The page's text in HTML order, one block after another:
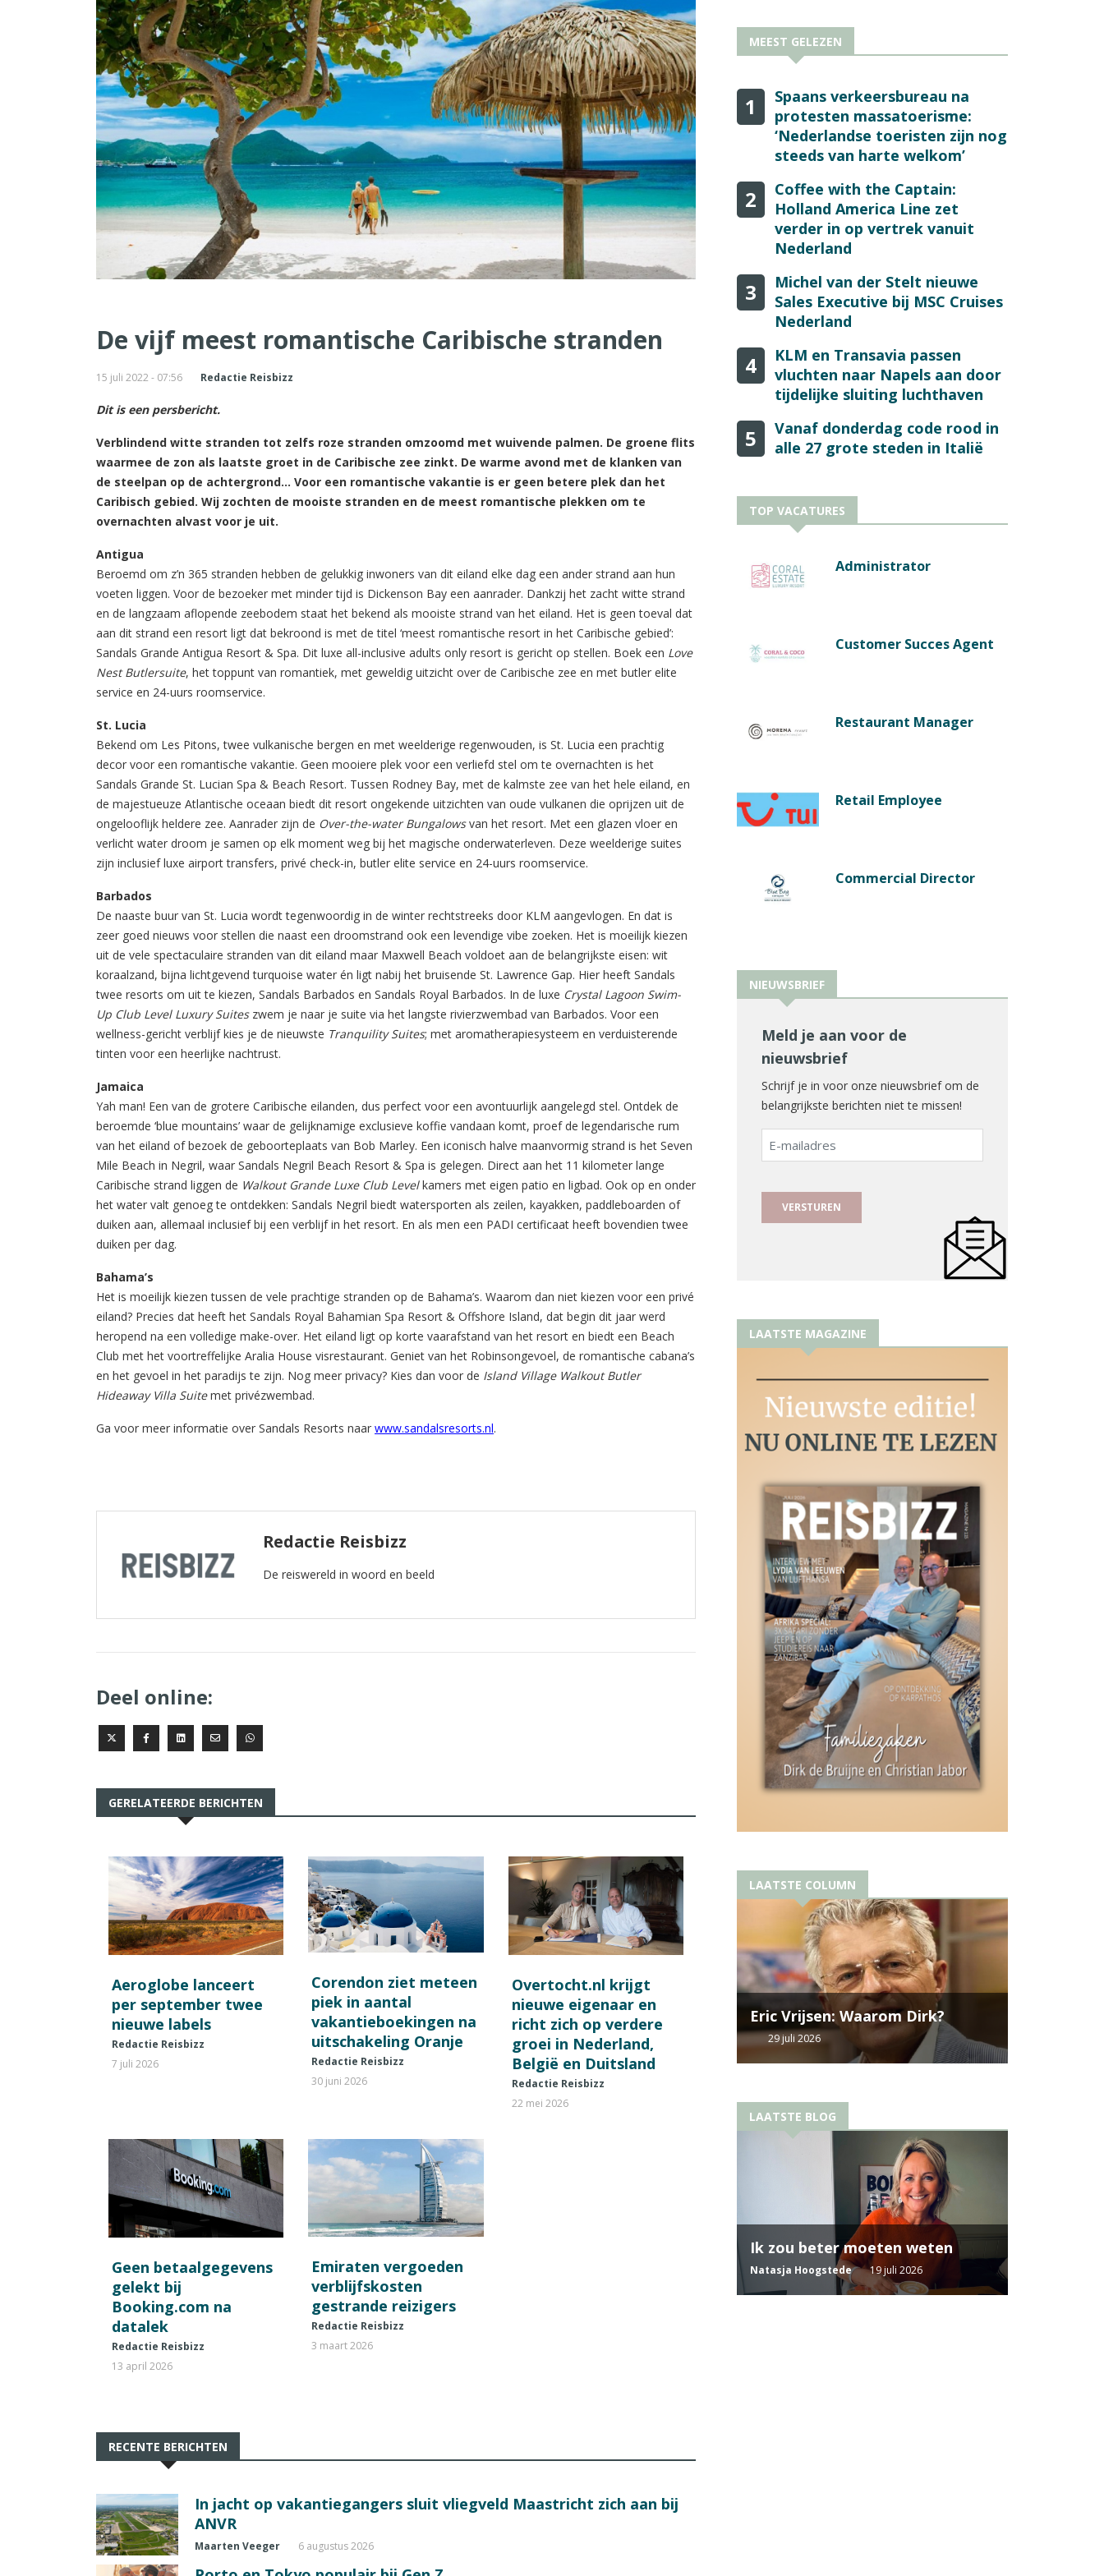
De vijf meest romantische Caribische stranden
15 juli 2022 - 07:56 Redactie Reisbizz
Dit is een persbericht.
Verblindend witte stranden tot zelfs roze stranden omzoomd met wuivende palmen. De groene flits
waarmee de zon als laatste groet in de Caribische zee zinkt. De warme avond met de klanken van
de steelpan op de achtergrond… Voor een romantische vakantie is er geen betere plek dan het
Caribisch gebied. Wij zochten de mooiste stranden en de meest romantische plekken om te
overnachten alvast voor je uit.
Antigua
Beroemd om z’n 365 stranden hebben de gelukkig inwoners van dit eiland elke dag een ander strand aan hun
voeten liggen. Voor de bezoeker met minder tijd is Dickenson Bay een aanrader. Dankzij het zacht witte strand
en de langzaam aflopende zeebodem staat het bekend als mooiste strand van het eiland. Het is geen toeval dat
aan dit strand een resort ligt dat bekroond is met de titel ‘meest romantische resort in het Caribische gebied’:
Sandals Grande Antigua Resort & Spa. Dit luxe all-inclusive adults only resort is gericht op stellen. Boek een Love
Nest Butlersuite, het toppunt van romantiek, met geweldig uitzicht over de Caribische zee en met butler elite
service en 24-uurs roomservice.
St. Lucia
Bekend om Les Pitons, twee vulkanische bergen en met weelderige regenwouden, is St. Lucia een prachtig
decor voor een romantische vakantie. Geen mooiere plek voor een verliefd stel om te overnachten is het
Sandals Grande St. Lucian Spa & Beach Resort. Tussen Rodney Bay, met de kalmste zee van het hele eiland, en
de majestueuze Atlantische oceaan biedt dit resort ongekende uitzichten van oude vulkanen die oprijzen uit de
ongelooflijk heldere zee. Aanrader zijn de Over-the-water Bungalowsvan het resort. Met een glazen vloer en
verlicht water droom je samen op elk moment weg bij het magische onderwaterleven. Deze weelderige suites
zijn inclusief luxe airport transfers, privé check-in, butler elite service en 24-uurs roomservice.
Barbados
De naaste buur van St. Lucia wordt tegenwoordig in de winter rechtstreeks door KLM aangevlogen. En dat is
zeer goed nieuws voor stellen die naast een droomstrand ook een levendige vibe zoeken. Het is moeilijk kiezen
uit de vele spectaculaire stranden van dit eiland maar Maxwell Beach voldoet aan de belangrijkste eisen: wit
koraalzand, bijna lichtgevend turquoise water én ligt nabij het bruisende St. Lawrence Gap. Hier heeft Sandals
twee resorts om uit te kiezen, Sandals Barbados en Sandals Royal Barbados. In de luxe Crystal Lagoon Swim-
Up Club Level Luxury Suiteszwem je naar je suite via het langste rivierzwembad van Barbados. Voor een
wellness-gericht verblijf kies je de nieuwste Tranquility Suites; met aromatherapiesysteem en verduisterende
tinten voor een heerlijke nachtrust.
Jamaica
Yah man! Een van de grotere Caribische eilanden, dus perfect voor een avontuurlijk aangelegd stel. Ontdek de
beroemde ‘blue mountains’ waar de gelijknamige exclusieve koffie vandaan komt, proef de legendarische rum
van het eiland of bezoek de geboorteplaats van Bob Marley. Een iconisch halve maanvormig strand is het Seven
Mile Beach in Negril, waar Sandals Negril Beach Resort & Spa is gelegen. Direct aan het 11 kilometer lange
Caribische strand liggen de Walkout Grande Luxe Club Levelkamers met eigen patio en ligbad. Ook op en onder
het water valt genoeg te ontdekken: Sandals Negril biedt watersporten als zeilen, kayakken, paddleboarden of
duiken aan, allemaal inclusief bij een verblijf in het resort. En als men een PADI certificaat heeft bovendien twee
duiken per dag.
Bahama’s
Het is moeilijk kiezen tussen de vele prachtige stranden op de Bahama’s. Waarom dan niet kiezen voor een privé
eiland? Precies dat heeft het Sandals Royal Bahamian Spa Resort & Offshore Island, dat begin dit jaar werd
heropend na een volledige make-over. Het eiland ligt op korte vaarafstand van het resort en biedt een Beach
Club met het voortreffelijke Aralia House visrestaurant. Geniet van het Robinsongevoel, de romantische cabana’s
en het gevoel in het paradijs te zijn. Nog meer privacy? Kies dan voor de Island Village Walkout Butler
Hideaway Villa Suitemet privézwembad.
Ga voor meer informatie over Sandals Resorts naar www.sandalsresorts.nl.
Redactie Reisbizz
De reiswereld in woord en beeld
Deel online:
GERELATEERDE BERICHTEN
Aeroglobe lanceert
per september twee
nieuwe labels
Redactie Reisbizz
7 juli 2026
Corendon ziet meteen
piek in aantal
vakantieboekingen na
uitschakeling Oranje
Redactie Reisbizz
30 juni 2026
Overtocht.nl krijgt
nieuwe eigenaar en
richt zich op verdere
groei in Nederland,
België en Duitsland
Redactie Reisbizz
22 mei 2026
Geen betaalgegevens
gelekt bij
Booking.com na
datalek
Redactie Reisbizz
13 april 2026
Emiraten vergoeden
verblijfskosten
gestrande reizigers
Redactie Reisbizz
3 maart 2026
RECENTE BERICHTEN
In jacht op vakantiegangers sluit vliegveld Maastricht zich aan bij
ANVR
Maarten Veeger 6 augustus 2026
MEEST GELEZEN
1
Spaans verkeersbureau na
protesten massatoerisme:
‘Nederlandse toeristen zijn nog
steeds van harte welkom’
2
Coffee with the Captain:
Holland America Line zet
verder in op vertrek vanuit
Nederland
3
Michel van der Stelt nieuwe
Sales Executive bij MSC Cruises
Nederland
4
KLM en Transavia passen
vluchten naar Napels aan door
tijdelijke sluiting luchthaven
5
Vanaf donderdag code rood in
alle 27 grote steden in Italië
TOP VACATURES
Administrator
Customer Succes Agent
Restaurant Manager
Retail Employee
Commercial Director
NIEUWSBRIEF
Meld je aan voor de
nieuwsbrief
Schrijf je in voor onze nieuwsbrief om de
belangrijkste berichten niet te missen!
E-
mailadres
LAATSTE MAGAZINE
LAATSTE COLUMN
Eric Vrijsen: Waarom Dirk?
29 juli 2026
LAATSTE BLOG
Ik zou beter moeten weten
Natasja Hoogstede 19 juli 2026